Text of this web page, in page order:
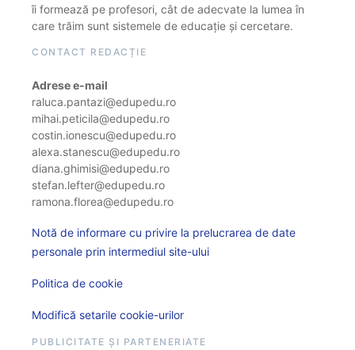
îi formează pe profesori, cât de adecvate la lumea în
care trăim sunt sistemele de educație și cercetare.
CONTACT REDACȚIE
Adrese e-mail
raluca.pantazi@edupedu.ro
mihai.peticila@edupedu.ro
costin.ionescu@edupedu.ro
alexa.stanescu@edupedu.ro
diana.ghimisi@edupedu.ro
stefan.lefter@edupedu.ro
ramona.florea@edupedu.ro
Notă de informare cu privire la prelucrarea de date
personale prin intermediul site-ului
Politica de cookie
Modifică setarile cookie-urilor
PUBLICITATE ȘI PARTENERIATE